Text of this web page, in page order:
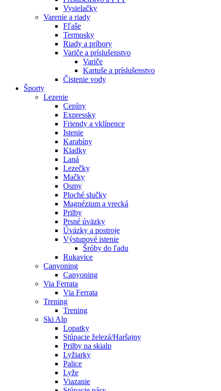
Vysielačky
Varenie a riady
Fľaše
Termosky
Riady a príbory
Variče a príslušenstvo
Variče
Kartuše a príslušenstvo
Čistenie vody
Športy
Lezenie
Cepíny
Expressky
Friendy a vklínence
Istenie
Karabíny
Kladky
Laná
Lezečky
Mačky
Osmy
Ploché slučky
Magnézium a vrecká
Prilby
Prsné úväzky
Úväzky a postroje
Výstupové istenie
Šróby do ľadu
Rukavice
Canyoning
Canyoning
Via Ferrata
Via Ferrata
Trening
Trening
Ski Alp
Lopatky
Stúpacie železá/Haršajny
Prilby na skialp
Lyžiarky
Palice
Lyže
Viazanie